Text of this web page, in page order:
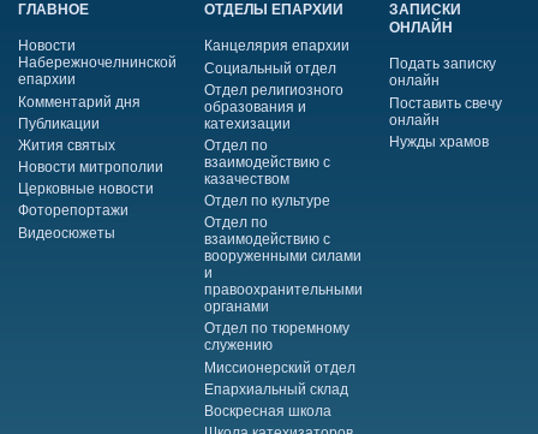
ГЛАВНОЕ
Новости
Набережночелнинской
епархии
Комментарий дня
Публикации
Жития святых
Новости митрополии
Церковные новости
Фоторепортажи
Видеосюжеты
ОТДЕЛЫ ЕПАРХИИ
Канцелярия епархии
Социальный отдел
Отдел религиозного
образования и
катехизации
Отдел по
взаимодействию с
казачеством
Отдел по культуре
Отдел по
взаимодействию с
вооруженными силами
и
правоохранительными
органами
Отдел по тюремному
служению
Миссионерский отдел
Епархиальный склад
Воскресная школа
ЗАПИСКИ
ОНЛАЙН
Подать записку
онлайн
Поставить свечу
онлайн
Нужды храмов